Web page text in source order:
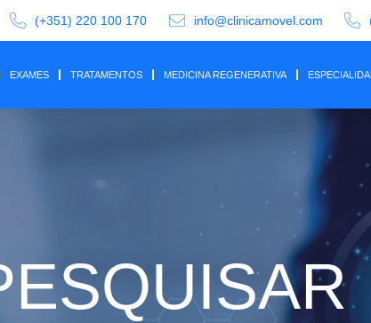
(+351) 220 100 170 info@clinicamovel.com
EXAMES TRATAMENTOS MEDICINA REGENERATIVA